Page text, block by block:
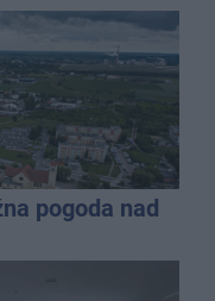
pogoda nad